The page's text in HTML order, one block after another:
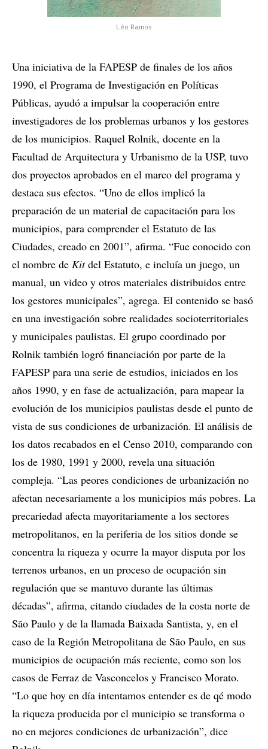
Léo Ramos
Una iniciativa de la FAPESP de finales de los años
1990, el Programa de Investigación en Políticas
Públicas, ayudó a impulsar la cooperación entre
investigadores de los problemas urbanos y los gestores
de los municipios. Raquel Rolnik, docente en la
Facultad de Arquitectura y Urbanismo de la USP, tuvo
dos proyectos aprobados en el marco del programa y
destaca sus efectos. “Uno de ellos implicó la
preparación de un material de capacitación para los
municipios, para comprender el Estatuto de las
Ciudades, creado en 2001”, afirma. “Fue conocido con
el nombre de Kitdel Estatuto, e incluía un juego, un
manual, un video y otros materiales distribuidos entre
los gestores municipales”, agrega. El contenido se basó
en una investigación sobre realidades socioterritoriales
y municipales paulistas. El grupo coordinado por
Rolnik también logró financiación por parte de la
FAPESP para una serie de estudios, iniciados en los
años 1990, y en fase de actualización, para mapear la
evolución de los municipios paulistas desde el punto de
vista de sus condiciones de urbanización. El análisis de
los datos recabados en el Censo 2010, comparando con
los de 1980, 1991 y 2000, revela una situación
compleja. “Las peores condiciones de urbanización no
afectan necesariamente a los municipios más pobres. La
precariedad afecta mayoritariamente a los sectores
metropolitanos, en la periferia de los sitios donde se
concentra la riqueza y ocurre la mayor disputa por los
terrenos urbanos, en un proceso de ocupación sin
regulación que se mantuvo durante las últimas
décadas”, afirma, citando ciudades de la costa norte de
São Paulo y de la llamada Baixada Santista, y, en el
caso de la Región Metropolitana de São Paulo, en sus
municipios de ocupación más reciente, como son los
casos de Ferraz de Vasconcelos y Francisco Morato.
“Lo que hoy en día intentamos entender es de qé modo
la riqueza producida por el municipio se transforma o
no en mejores condiciones de urbanización”, dice